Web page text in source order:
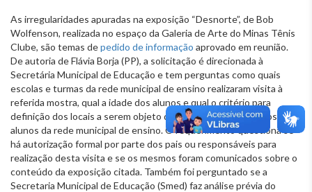
As irregularidades apuradas na exposição “Desnorte”, de Bob
Wolfenson, realizada no espaço da Galeria de Arte do Minas Tênis
Clube, são temas depedido de informação aprovado em reunião.
De autoria de Flávia Borja (PP), a solicitação é direcionada à
Secretária Municipal de Educação e tem perguntas como quais
escolas e turmas da rede municipal de ensino realizaram visita à
referida mostra, qual a idade dos alunos e qual o critério para
definição dos locais a serem objeto de visitação externa pelos
alunos da rede municipal de ensino. O requerimento questiona se
há autorização formal por parte dos pais ou responsáveis para
realização desta visita e se os mesmos foram comunicados sobre o
conteúdo da exposição citada. Também foi perguntado se a
Secretaria Municipal de Educação (Smed) faz análise prévia do